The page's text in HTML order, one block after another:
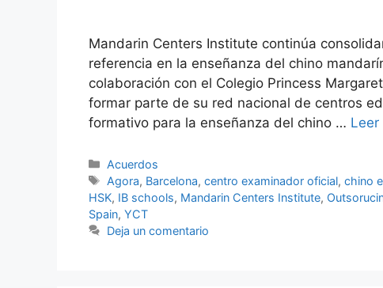
Mandarin Centers Institute continúa
referencia en la enseñanza del chino
colaboración con el Colegio Princess
formar parte de su red nacional de centros
formativo para la enseñanza del chino … Leer
Acuerdos
Agora, Barcelona,centro examinador oficial,chino
HSK, IB schools, Mandarin Centers Institute,
Spain, YCT
Deja un comentario